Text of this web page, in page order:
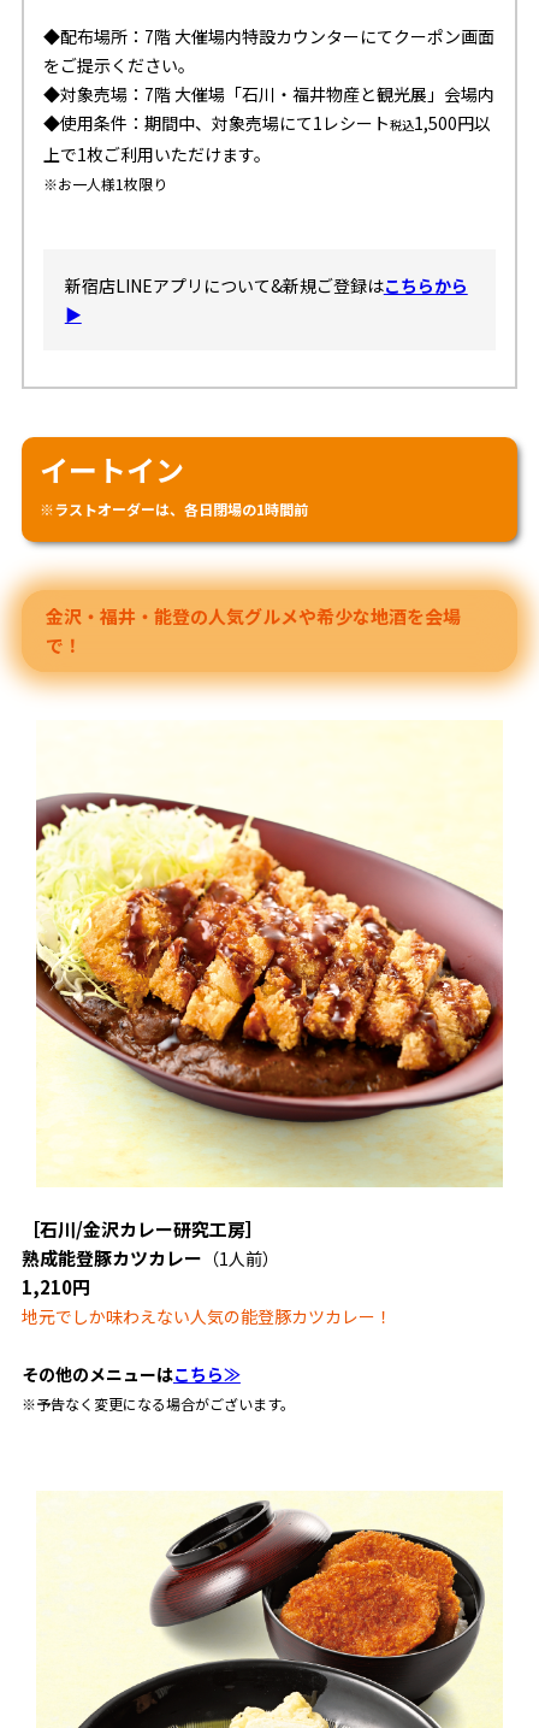
◆配布場所：7階 大催場内特設カウンターにてクーポン画面
をご提示ください。
◆対象売場：7階 大催場「石川・福井物産と観光展」会場内
◆使用条件：期間中、対象売場にて1レシート税込1,500円以
上で1枚ご利用いただけます。
※お一人様1枚限り
新宿店LINEアプリについて&新規ご登録はこちらから
▶
イートイン
※ラストオーダーは、各日閉場の1時間前
金沢・福井・能登の人気グルメや希少な地酒を会場
で！
［石川/金沢カレー研究工房］
熟成能登豚カツカレー （1人前）
1,210円
地元でしか味わえない人気の能登豚カツカレー！
その他のメニューはこちら≫
※予告なく変更になる場合がございます。